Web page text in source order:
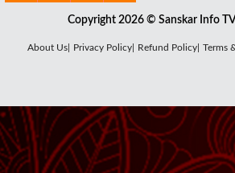
Copyright 2026 © Sanskar Info
About Us| Privacy Policy| Refund Policy| Terms